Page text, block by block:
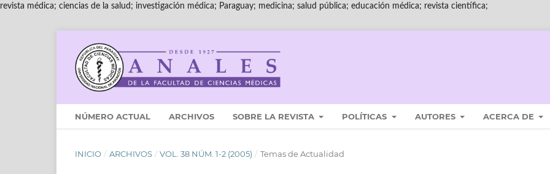
revista médica; ciencias de la salud; investigación médica; Paraguay; medicina; salud pública; educación médica; revista científica;
NÚMERO ACTUAL ARCHIVOS SOBRE LA REVISTA POLÍTICAS AUTORES ACERCA DE
INICIO / ARCHIVOS / VOL. 38 NÚM. 1-2 (2005) / Temas de Actualidad